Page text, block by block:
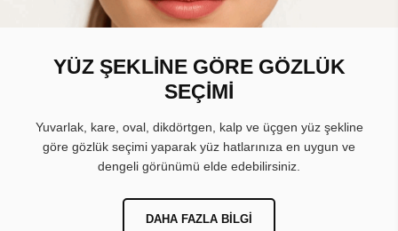
YÜZ ŞEKLİNE GÖRE GÖZLÜK
SEÇİMİ
Yuvarlak, kare, oval, dikdörtgen, kalp ve üçgen yüz şekline
göre gözlük seçimi yaparak yüz hatlarınıza en uygun ve
dengeli görünümü elde edebilirsiniz.
DAHA FAZLA BILGI